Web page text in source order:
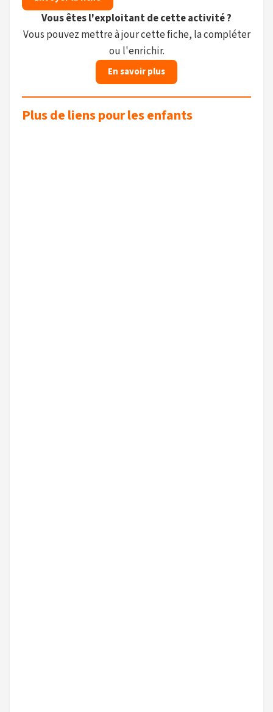
Vous êtes l'exploitant de cette activité ?
Vous pouvez mettre à jour cette fiche, la compléter
ou l'enrichir.
En savoir plus
Plus de liens pour les enfants